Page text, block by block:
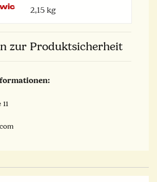
2,15 kg
zur Produktsicherheit